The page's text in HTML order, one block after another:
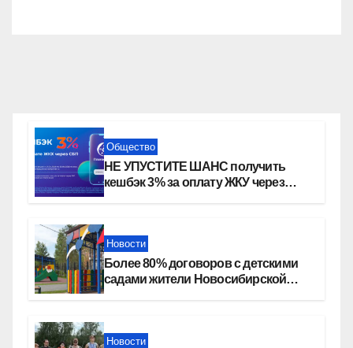
Общество
НЕ УПУСТИТЕ ШАНС получить
кешбэк 3% за оплату ЖКУ через
Новости
Более 80% договоров с детскими
садами жители Новосибирской
Новости